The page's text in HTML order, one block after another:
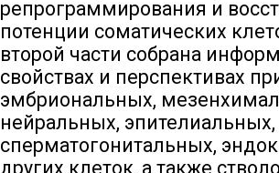
репрограммирования и
потенции соматических
второй части собрана
свойствах и перспективах
эмбриональных,
нейральных, эпителиальных,
сперматогонитальных,
других клеток, а также